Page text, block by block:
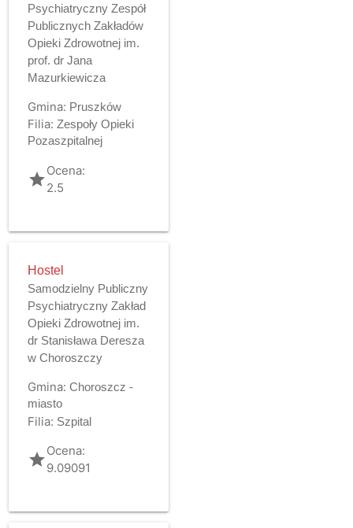
Psychiatryczny Zespół
Publicznych Zakładów
Opieki Zdrowotnej im.
prof. dr Jana
Mazurkiewicza
Gmina: Pruszków
Filia: Zespoły Opieki
Pozaszpitalnej
gradeOcena:
2.5
Hostel
Samodzielny Publiczny
Psychiatryczny Zakład
Opieki Zdrowotnej im.
dr Stanisława Deresza
w Choroszczy
Gmina: Choroszcz -
miasto
Filia: Szpital
gradeOcena:
9.09091